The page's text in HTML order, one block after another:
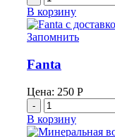
товара
Лимонад
Виноград
В корзину
Запомнить
Fanta
Цена: 250 Р
Количество
товара
Fanta
В корзину